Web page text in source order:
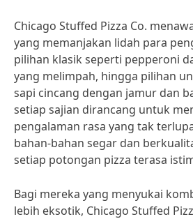
Chicago Stuffed Pizza Co.
yang memanjakan lidah para
pilihan klasik seperti pepperoni
yang melimpah, hingga pilihan
sapi cincang dengan jamur dan
setiap sajian dirancang untuk
pengalaman rasa yang tak
bahan-bahan segar dan
setiap potongan pizza terasa
Bagi mereka yang menyukai
lebih eksotik, Chicago Stuffed